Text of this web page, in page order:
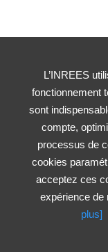
L’INREES
fonctionnement
sont
compte,
processus de
cookies
acceptez ces
expérience de
plus]